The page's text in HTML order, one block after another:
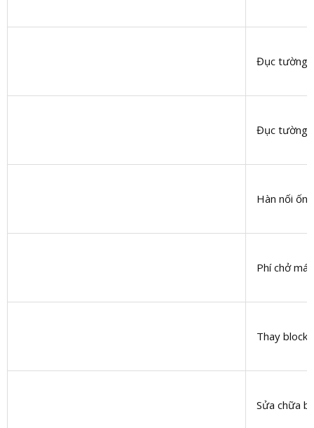
Đục tường
Đục tường,
Hàn nối
Phí chở
Thay block
Sửa chữa